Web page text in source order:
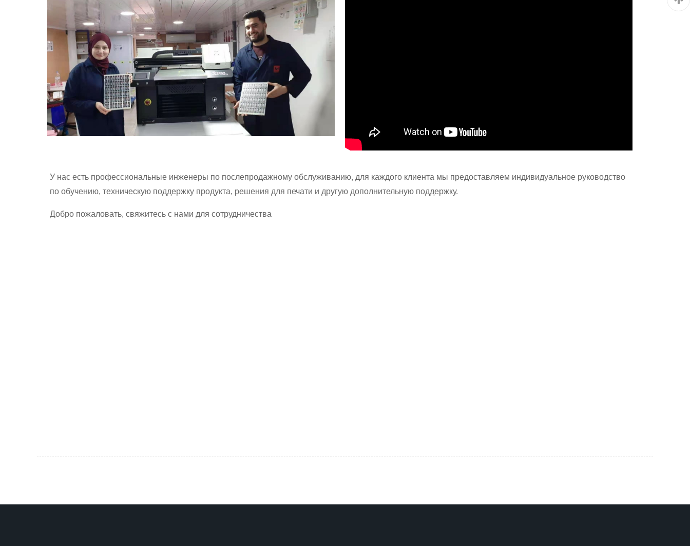
У нас есть профессиональные инженеры по послепродажному обслуживанию, для каждого клиента мы предоставляем индивидуальное руководство
по обучению, техническую поддержку продукта, решения для печати и другую дополнительную поддержку.
Добро пожаловать, свяжитесь с нами для сотрудничества